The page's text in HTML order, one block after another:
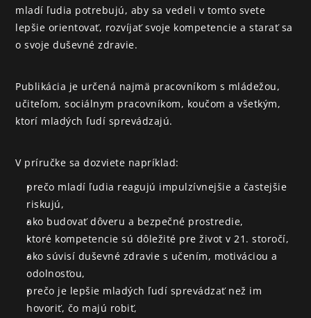
mladí ľudia potrebujú, aby sa vedeli v tomto svete
lepšie orientovať, rozvíjať svoje kompetencie a starať sa
o svoje duševné zdravie.
Publikácia je určená najmä pracovníkom s mládežou,
učiteľom, sociálnym pracovníkom, koučom a všetkým,
ktorí mladých ľudí sprevádzajú.
V príručke sa dozviete napríklad:
prečo mladí ľudia reagujú impulzívnejšie a častejšie
riskujú,
ako budovať dôveru a bezpečné prostredie,
ktoré kompetencie sú dôležité pre život v 21. storočí,
ako súvisí duševné zdravie s učením, motiváciou a
odolnosťou,
prečo je lepšie mladých ľudí sprevádzať než im
hovoriť, čo majú robiť,